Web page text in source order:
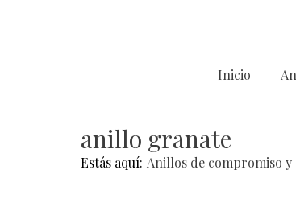
Inicio
anillo granate
Estás aquí: Anillos de compromiso